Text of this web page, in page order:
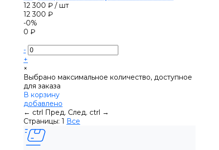
12 300 ₽ / шт
12 300 ₽
-0%
0 ₽
-
+
×
Выбрано максимальное количество, доступное
для заказа
В корзину
добавлено
← ctrl Пред. След. ctrl →
Страницы: 1 Все